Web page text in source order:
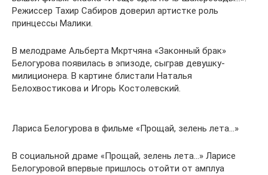
Режиссер Тахир Сабиров доверил артистке роль
принцессы Малики.
В мелодраме Альберта Мкртчяна «Законный брак»
Белогурова появилась в эпизоде, сыграв девушку-
милиционера. В картине блистали Наталья
Белохвостикова и Игорь Костолевский.
Лариса Белогурова в фильме «Прощай, зелень лета…»
В социальной драме «Прощай, зелень лета…» Ларисе
Белогуровой впервые пришлось отойти от амплуа